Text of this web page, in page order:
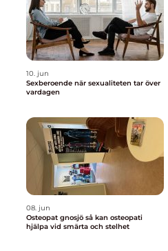
10. jun
Sexberoende när sexualiteten tar över
vardagen
08. jun
Osteopat gnosjö så kan osteopati
hjälpa vid smärta och stelhet